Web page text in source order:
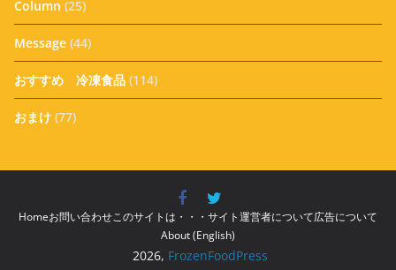
Column (25)
Message (44)
おすすめ 冷凍食品 (114)
おまけ (77)
Homeお問い合わせこのサイトは・・・ サイト運営者について広告について
About (English)
2026, FrozenFoodPress